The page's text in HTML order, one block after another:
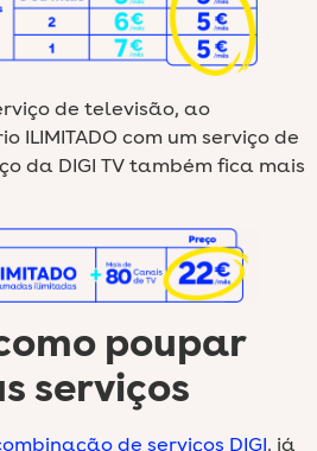
de televisão, ao
ILIMITADO com um serviço de
da DIGI TV também fica mais
poupar
serviços
de serviços DIGI, já